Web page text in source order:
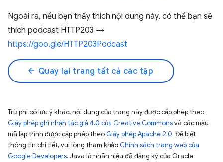
Ngoài ra, nếu bạn thấy thích nội dung này, có thể bạn sẽ
thích podcast HTTP203 →
https://goo.gle/HTTP203Podcast
arrow_back Quay lại trang tất cả các tập
Trừ phi có lưu ý khác, nội dung của trang này được cấp phép theo
Giấy phép ghi nhận tác giả 4.0 của Creative Commonsvà các mẫu
mã lập trình được cấp phép theo Giấy phép Apache 2.0. Để biết
thông tin chi tiết, vui lòng tham khảo Chính sách trang web của
Google Developers. Java là nhãn hiệu đã đăng ký của Oracle